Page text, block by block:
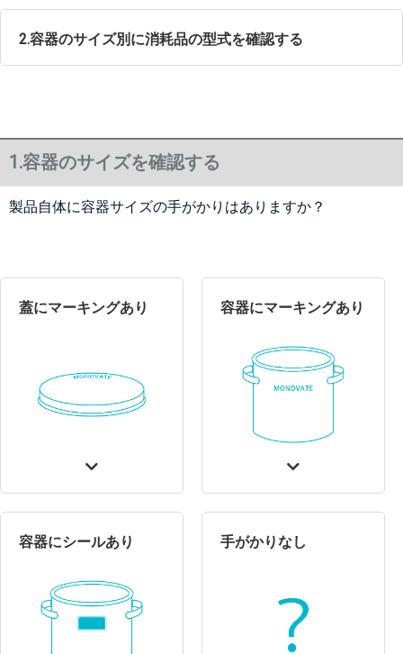
2.容器のサイズ別に消耗品の型式を確認する
1.容器のサイズを確認する
製品自体に容器サイズの手がかりはありますか？
蓋にマーキングあり 容器にマーキングあり
容器にシールあり 手がかりなし